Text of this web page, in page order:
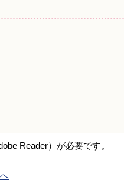
Reader）が必要です。